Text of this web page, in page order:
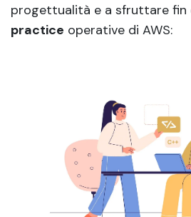
progettualità e a sfruttare fin
practice operative di AWS: